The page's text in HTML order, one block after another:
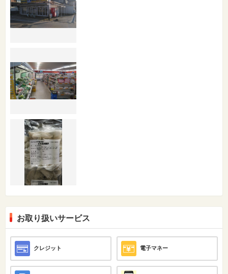
お取り扱いサービス
クレジット 電子マネー